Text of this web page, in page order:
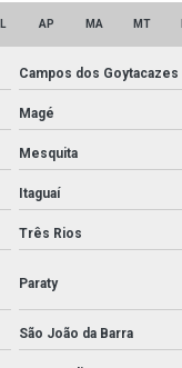
AP MA MT
Campos dos Goytacazes
Magé
Mesquita
Itaguaí
Três Rios
Paraty
São João da Barra